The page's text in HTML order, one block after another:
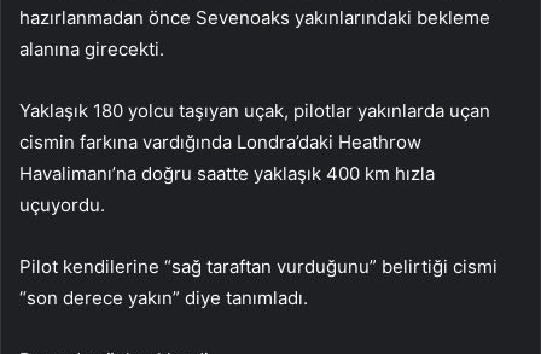
hazırlanmadan önce Sevenoaks yakınlarındaki bekleme
alanına girecekti.
Yaklaşık 180 yolcu taşıyan uçak, pilotlar yakınlarda uçan
cismin farkına vardığında Londra’daki Heathrow
Havalimanı’na doğru saatte yaklaşık 400 km hızla
uçuyordu.
Pilot kendilerine “sağ taraftan vurduğunu” belirtiği cismi
“son derece yakın” diye tanımladı.